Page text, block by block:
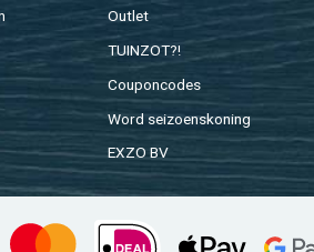
Out­let
TUIN­ZOT?!
Cou­pon­co­des
Word sei­zoens­ko­ning
EXZO BV